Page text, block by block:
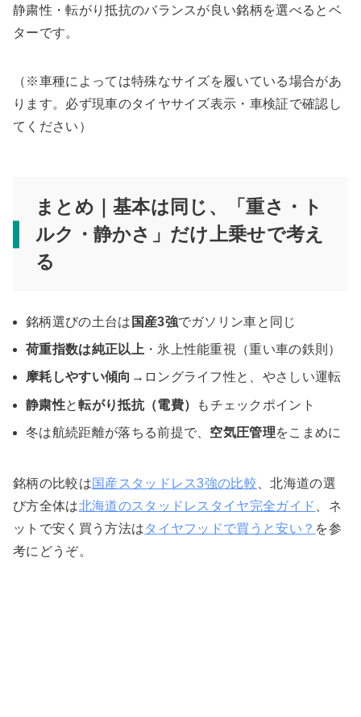
静粛性・転がり抵抗のバランスが良い銘柄を選べるとベ
ターです。
（※車種によっては特殊なサイズを履いている場合があ
ります。必ず現車のタイヤサイズ表示・車検証で確認し
てください）
まとめ｜基本は同じ、「重さ・ト
ルク・静かさ」だけ上乗せで考え
る
銘柄選びの土台は 国産3強でガソリン車と同じ
荷重指数は純正以上 ・氷上性能重視（重い車の鉄則）
摩耗しやすい傾向 →ロングライフ性と、やさしい運転
静粛性と転がり抵抗（電費） もチェックポイント
冬は航続距離が落ちる前提で、 空気圧管理をこまめに
銘柄の比較は国産スタッドレス3強の比較 、北海道の選
び方全体は北海道のスタッドレスタイヤ完全ガイド
、ネ
ットで安く買う方法はタイヤフッドで買うと安い？ を参
考にどうぞ。